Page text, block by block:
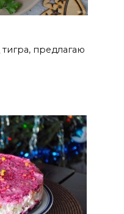
предлагаю